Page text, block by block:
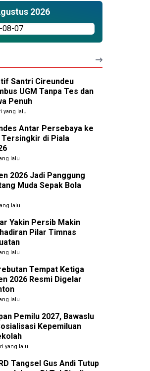
2026
Santri Cireundeu
UGM Tanpa Tes dan
Penuh
yang lalu
Antar Persebaya ke
Tersingkir di Piala
lalu
2026 Jadi Panggung
Muda Sepak Bola
lalu
Yakin Persib Makin
Pilar Timnas
lalu
Tempat Ketiga
2026 Resmi Digelar
lalu
Pemilu 2027, Bawaslu
Kepemiluan
yang lalu
Tangsel Gus Andi Tutup